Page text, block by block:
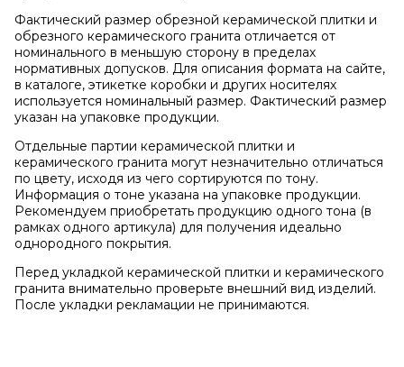
Фактический размер обрезной керамической плитки и
обрезного керамического гранита отличается от
номинального в меньшую сторону в пределах
нормативных допусков. Для описания формата на сайте,
в каталоге, этикетке коробки и других носителях
используется номинальный размер. Фактический размер
указан на упаковке продукции.
Отдельные партии керамической плитки и
керамического гранита могут незначительно отличаться
по цвету, исходя из чего сортируются по тону.
Информация о тоне указана на упаковке продукции.
Рекомендуем приобретать продукцию одного тона (в
рамках одного артикула) для получения идеально
однородного покрытия.
Перед укладкой керамической плитки и керамического
гранита внимательно проверьте внешний вид изделий.
После укладки рекламации не принимаются.